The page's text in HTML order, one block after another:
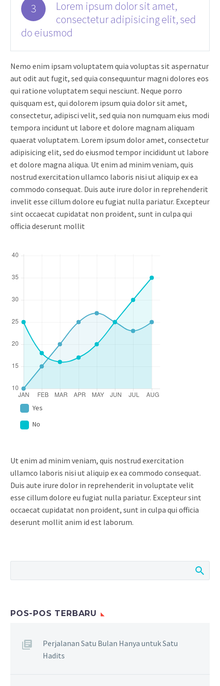
3
Lorem ipsum dolor sit amet,
consectetur adipisicing elit, sed
do eiusmod
Nemo enim ipsam voluptatem quia voluptas sit aspernatur
aut odit aut fugit, sed quia consequuntur magni dolores eos
qui ratione voluptatem sequi nesciunt. Neque porro
quisquam est, qui dolorem ipsum quia dolor sit amet,
consectetur, adipisci velit, sed quia non numquam eius modi
tempora incidunt ut labore et dolore magnam aliquam
quaerat voluptatem. Lorem ipsum dolor amet, consectetur
adipisicing elit, sed do eiusmod tempor incididunt ut labore
et dolore magna aliqua. Ut enim ad minim veniam, quis
nostrud exercitation ullamco laboris nisi ut aliquip ex ea
commodo consequat. Duis aute irure dolor in reprehenderit
invelit esse cillum dolore eu fugiat nulla pariatur. Excepteur
sint occaecat cupidatat non proident, sunt in culpa qui
officia deserunt mollit
Yes
No
Ut enim ad minim veniam, quis nostrud exercitation
ullamco laboris nisi ut aliquip ex ea commodo consequat.
Duis aute irure dolor in reprehenderit in voluptate velit
esse cillum dolore eu fugiat nulla pariatur. Excepteur sint
occaecat cupidatat non proident, sunt in culpa qui officia
deserunt mollit anim id est laborum.
POS-POS TERBARU
Perjalanan Satu Bulan Hanya untuk Satu
Hadits